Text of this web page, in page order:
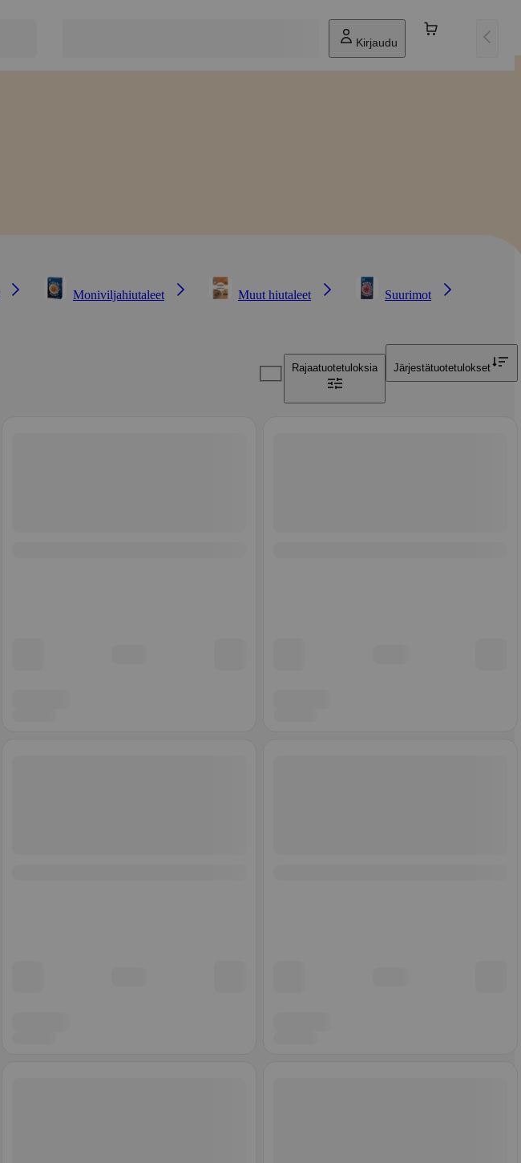
Kirjaudu
Moniviljahiutaleet Muut hiutaleet Suurimot
Rajaatuotetuloksia Järjestätuotetulokset